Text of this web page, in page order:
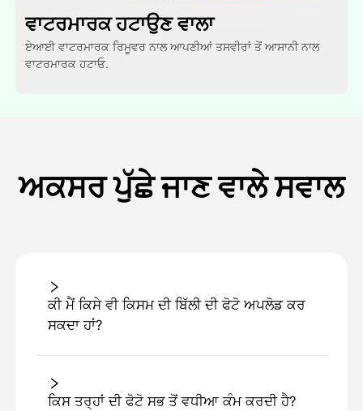
ਵਾਟਰਮਾਰਕ ਹਟਾਉਣ ਵਾਲਾ
ਏਆਈ ਵਾਟਰਮਾਰਕ ਰਿਮੂਵਰ ਨਾਲ ਆਪਣੀਆਂ ਤਸਵੀਰਾਂ ਤੋਂ ਆਸਾਨੀ ਨਾਲ
ਵਾਟਰਮਾਰਕ ਹਟਾਓ.
ਅਕਸਰ ਪੁੱਛੇ ਜਾਣ ਵਾਲੇ ਸਵਾਲ
ਕੀ ਮੈਂ ਕਿਸੇ ਵੀ ਕਿਸਮ ਦੀ ਬਿੱਲੀ ਦੀ ਫੋਟੋ ਅਪਲੋਡ ਕਰ
ਸਕਦਾ ਹਾਂ?
ਕਿਸ ਤਰ੍ਹਾਂ ਦੀ ਫੋਟੋ ਸਭ ਤੋਂ ਵਧੀਆ ਕੰਮ ਕਰਦੀ ਹੈ?